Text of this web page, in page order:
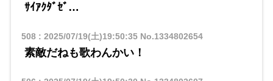
ｻｲｱｸﾀﾞｾﾞ…
508: 2025/07/19(土)19:50:35No.1334802654
素敵だねも歌わんかい！